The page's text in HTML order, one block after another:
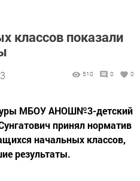
принял норматив
начальных классов,
результаты.